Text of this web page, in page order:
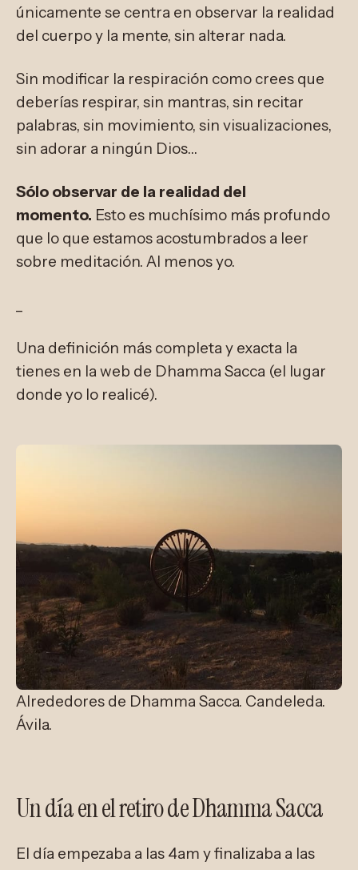
únicamente se centra en observar la realidad
del cuerpo y la mente, sin alterar nada.
Sin modificar la respiración como crees que
deberías respirar, sin mantras, sin recitar
palabras, sin movimiento, sin visualizaciones,
sin adorar a ningún Dios…
Sólo observar de la realidad del
momento. Esto es muchísimo más profundo
que lo que estamos acostumbrados a leer
sobre meditación. Al menos yo.
Una definición más completa y exacta la
tienes en la web de Dhamma Sacca (el lugar
donde yo lo realicé).
Alrededores de Dhamma Sacca. Candeleda.
Ávila.
Un día en el retiro de Dhamma Sacca
El día empezaba a las 4am y finalizaba a las